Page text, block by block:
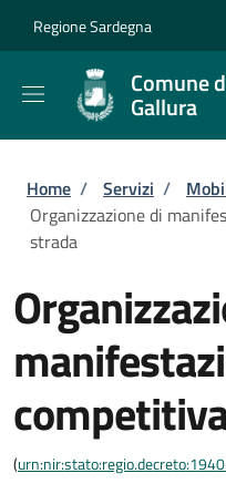
Regione Sardegna
Comune
Gallura
Briciole di
Home / Servizi /
Organizzazione di
strada
(